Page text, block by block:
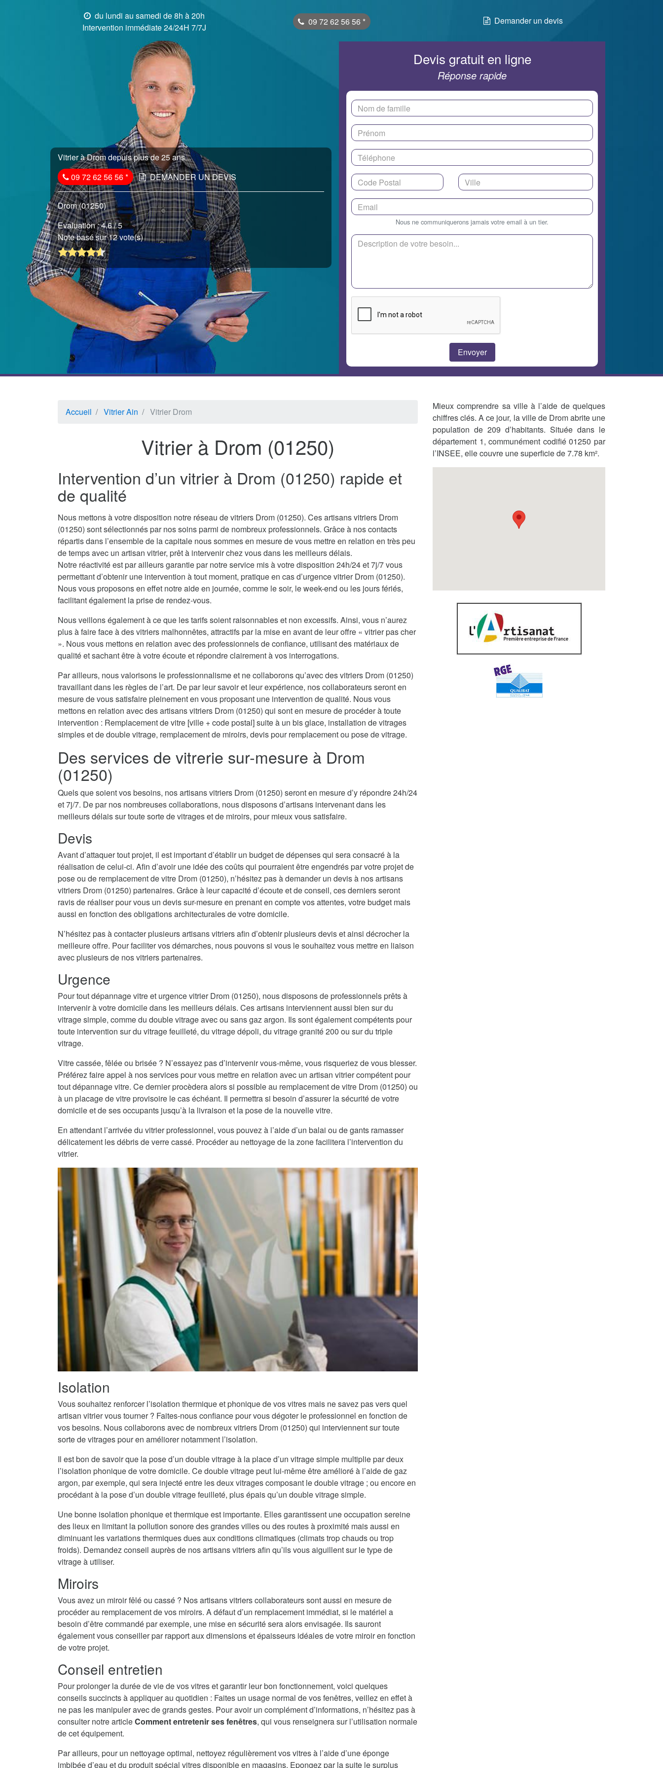
du lundi au samedi de 8h à 20h
Intervention immédiate 24/24H 7/7J
09 72 62 56 56 * Demander un devis
Vitrier à Drom depuis plus de 25 ans...
09 72 62 56 56* DEMANDER UN DEVIS
Drom (01250)
Evaluation :4.6/ 5
Note basé sur 12 vote(s)
Devis gratuit en ligne
Réponse rapide
Nous ne communiquerons jamais votre email à un tier.
Accueil Vitrier Ain Vitrier Drom
Vitrier à Drom (01250)
Intervention d’un vitrier à Drom (01250) rapide et
de qualité
Nous mettons à votre disposition notre réseau de vitriers Drom (01250). Ces artisans vitriers Drom
(01250) sont sélectionnés par nos soins parmi de nombreux professionnels. Grâce à nos contacts
répartis dans l’ensemble de la capitale nous sommes en mesure de vous mettre en relation en très peu
de temps avec un artisan vitrier, prêt à intervenir chez vous dans les meilleurs délais.
Notre réactivité est par ailleurs garantie par notre service mis à votre disposition 24h/24 et 7j/7 vous
permettant d’obtenir une intervention à tout moment, pratique en cas d’urgence vitrier Drom (01250).
Nous vous proposons en effet notre aide en journée, comme le soir, le week-end ou les jours fériés,
facilitant également la prise de rendez-vous.
Nous veillons également à ce que les tarifs soient raisonnables et non excessifs. Ainsi, vous n’aurez
plus à faire face à des vitriers malhonnêtes, attractifs par la mise en avant de leur offre « vitrier pas cher
». Nous vous mettons en relation avec des professionnels de confiance, utilisant des matériaux de
qualité et sachant être à votre écoute et répondre clairement à vos interrogations.
Par ailleurs, nous valorisons le professionnalisme et ne collaborons qu’avec des vitriers Drom (01250)
travaillant dans les règles de l’art. De par leur savoir et leur expérience, nos collaborateurs seront en
mesure de vous satisfaire pleinement en vous proposant une intervention de qualité. Nous vous
mettons en relation avec des artisans vitriers Drom (01250) qui sont en mesure de procéder à toute
intervention : Remplacement de vitre [ville + code postal] suite à un bis glace, installation de vitrages
simples et de double vitrage, remplacement de miroirs, devis pour remplacement ou pose de vitrage.
Des services de vitrerie sur-mesure à Drom
(01250)
Quels que soient vos besoins, nos artisans vitriers Drom (01250) seront en mesure d’y répondre 24h/24
et 7j/7. De par nos nombreuses collaborations, nous disposons d’artisans intervenant dans les
meilleurs délais sur toute sorte de vitrages et de miroirs, pour mieux vous satisfaire.
Devis
Avant d’attaquer tout projet, il est important d’établir un budget de dépenses qui sera consacré à la
réalisation de celui-ci. Afin d’avoir une idée des coûts qui pourraient être engendrés par votre projet de
pose ou de remplacement de vitre Drom (01250), n’hésitez pas à demander un devis à nos artisans
vitriers Drom (01250) partenaires. Grâce à leur capacité d’écoute et de conseil, ces derniers seront
ravis de réaliser pour vous un devis sur-mesure en prenant en compte vos attentes, votre budget mais
aussi en fonction des obligations architecturales de votre domicile.
N’hésitez pas à contacter plusieurs artisans vitriers afin d’obtenir plusieurs devis et ainsi décrocher la
meilleure offre. Pour faciliter vos démarches, nous pouvons si vous le souhaitez vous mettre en liaison
avec plusieurs de nos vitriers partenaires.
Urgence
Pour tout dépannage vitre et urgence vitrier Drom (01250), nous disposons de professionnels prêts à
intervenir à votre domicile dans les meilleurs délais. Ces artisans interviennent aussi bien sur du
vitrage simple, comme du double vitrage avec ou sans gaz argon. Ils sont également compétents pour
toute intervention sur du vitrage feuilleté, du vitrage dépoli, du vitrage granité 200 ou sur du triple
vitrage.
Vitre cassée, fêlée ou brisée ? N’essayez pas d’intervenir vous-même, vous risqueriez de vous blesser.
Préférez faire appel à nos services pour vous mettre en relation avec un artisan vitrier compétent pour
tout dépannage vitre. Ce dernier procèdera alors si possible au remplacement de vitre Drom (01250) ou
à un placage de vitre provisoire le cas échéant. Il permettra si besoin d’assurer la sécurité de votre
domicile et de ses occupants jusqu’à la livraison et la pose de la nouvelle vitre.
En attendant l’arrivée du vitrier professionnel, vous pouvez à l’aide d’un balai ou de gants ramasser
délicatement les débris de verre cassé. Procéder au nettoyage de la zone facilitera l’intervention du
vitrier.
Isolation
Vous souhaitez renforcer l’isolation thermique et phonique de vos vitres mais ne savez pas vers quel
artisan vitrier vous tourner ? Faites-nous confiance pour vous dégoter le professionnel en fonction de
vos besoins. Nous collaborons avec de nombreux vitriers Drom (01250) qui interviennent sur toute
sorte de vitrages pour en améliorer notamment l’isolation.
Il est bon de savoir que la pose d’un double vitrage à la place d’un vitrage simple multiplie par deux
l’isolation phonique de votre domicile. Ce double vitrage peut lui-même être amélioré à l’aide de gaz
argon, par exemple, qui sera injecté entre les deux vitrages composant le double vitrage ; ou encore en
procédant à la pose d’un double vitrage feuilleté, plus épais qu’un double vitrage simple.
Une bonne isolation phonique et thermique est importante. Elles garantissent une occupation sereine
des lieux en limitant la pollution sonore des grandes villes ou des routes à proximité mais aussi en
diminuant les variations thermiques dues aux conditions climatiques (climats trop chauds ou trop
froids). Demandez conseil auprès de nos artisans vitriers afin qu’ils vous aiguillent sur le type de
vitrage à utiliser.
Miroirs
Vous avez un miroir fêlé ou cassé ? Nos artisans vitriers collaborateurs sont aussi en mesure de
procéder au remplacement de vos miroirs. A défaut d’un remplacement immédiat, si le matériel a
besoin d’être commandé par exemple, une mise en sécurité sera alors envisagée. Ils sauront
également vous conseiller par rapport aux dimensions et épaisseurs idéales de votre miroir en fonction
de votre projet.
Conseil entretien
Pour prolonger la durée de vie de vos vitres et garantir leur bon fonctionnement, voici quelques
conseils succincts à appliquer au quotidien : Faites un usage normal de vos fenêtres, veillez en effet à
ne pas les manipuler avec de grands gestes. Pour avoir un complément d’informations, n’hésitez pas à
consulter notre articleComment entretenir ses fenêtres, qui vous renseignera sur l’utilisation normale
de cet équipement.
Par ailleurs, pour un nettoyage optimal, nettoyez régulièrement vos vitres à l’aide d’une éponge
imbibée d’eau et du produit spécial vitres disponible en magasins. Epongez par la suite le surplus
Mieux comprendre sa ville à l’aide de quelques
chiffres clés. A ce jour, la ville de Drom abrite une
population de 209 d’habitants. Située dans le
département 1, communément codifié 01250 par
l’INSEE, elle couvre une superficie de 7.78 km².